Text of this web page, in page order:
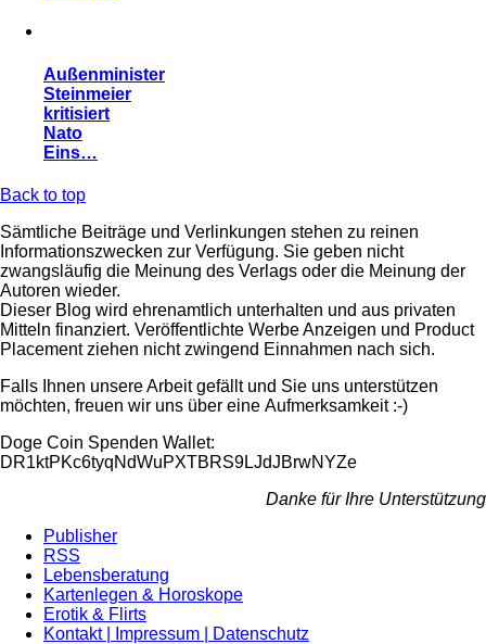
Außenminister
Steinmeier
kritisiert
Nato
Eins…
Back to top
Sämtliche Beiträge und Verlinkungen stehen zu reinen
Informationszwecken zur Verfügung. Sie geben nicht
zwangsläufig die Meinung des Verlags oder die Meinung der
Autoren wieder.
Dieser Blog wird ehrenamtlich unterhalten und aus privaten
Mitteln finanziert. Veröffentlichte Werbe Anzeigen und Product
Placement ziehen nicht zwingend Einnahmen nach sich.
Falls Ihnen unsere Arbeit gefällt und Sie uns unterstützen
möchten, freuen wir uns über eine Aufmerksamkeit :-)
Doge Coin Spenden Wallet:
DR1ktPKc6tyqNdWuPXTBRS9LJdJBrwNYZe
Danke für Ihre Unterstützung
Publisher
RSS
Lebensberatung
Kartenlegen & Horoskope
Erotik & Flirts
Kontakt | Impressum | Datenschutz